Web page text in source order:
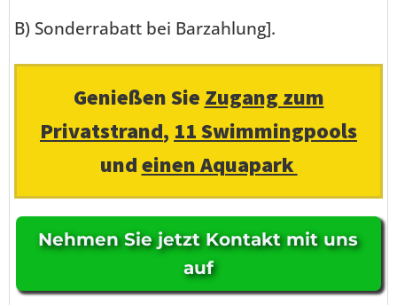
B) Sonderrabatt bei Barzahlung].
Genießen Sie Zugang zum
Privatstrand, 11 Swimmingpools
undeinen Aquapark
Nehmen Sie jetzt Kontakt mit uns
auf